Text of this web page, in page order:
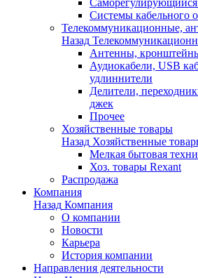
Саморегулирующийся
Системы кабельного
Телекоммуникационные,
Назад
Антенны,
Аудиокабели, USB
удлиннители
Делители,
джек
Прочее
Хозяйственные товары
Назад Хозяйственные
Мелкая бытовая
Хоз. товары Rexant
Распродажа
Компания
Назад Компания
О компании
Новости
Карьера
История компании
Направления деятельности